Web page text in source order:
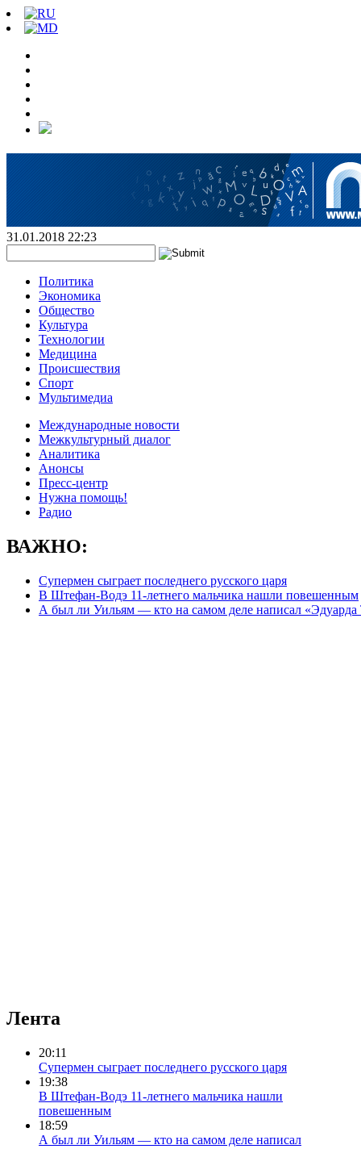
31.01.2018 22:23
Политика
Экономика
Общество
Культура
Технологии
Медицина
Происшествия
Спорт
Мультимедиа
Международные новости
Межкультурный диалог
Аналитика
Анонсы
Пресс-центр
Нужна помощь!
Радио
ВАЖНО:
Супермен сыграет последнего русского царя
В Штефан-Водэ 11-летнего мальчика нашли повешенным
А был ли Уильям — кто на самом деле написал «Эдуарда
Лента
20:11
Супермен сыграет последнего русского царя
19:38
В Штефан-Водэ 11-летнего мальчика нашли
повешенным
18:59
А был ли Уильям — кто на самом деле написал